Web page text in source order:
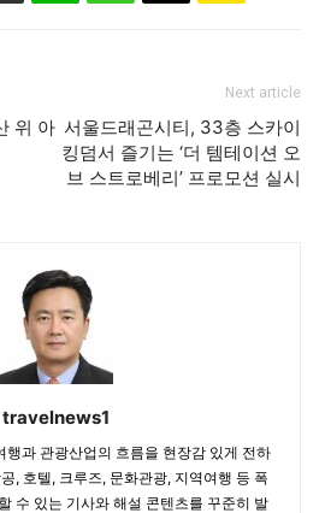
위 아
Next article
서울드래곤시티, 33층 스카이
킹덤서 즐기는 ‘더 템테이션 오
브 스트로베리’ 프로모션 실시
travelnews1
행과 관광산업의 흐름을 현장감 있게 전하
, 호텔, 크루즈, 문화관광, 지역여행 등 폭
수 있는 기사와 해설 콘텐츠를 꾸준히 발